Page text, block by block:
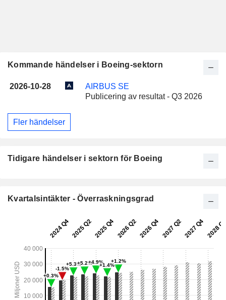
Kommande händelser i Boeing-sektorn
2026-10-28
AIRBUS SE
Publicering av resultat - Q3 2026
Fler händelser
Tidigare händelser i sektorn för Boeing
Kvartalsintäkter - Överraskningsgrad